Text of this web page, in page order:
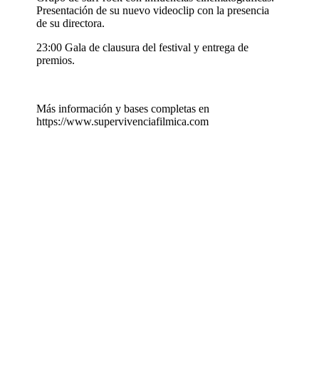
Presentación de su nuevo videoclip con la presencia
de su directora.
23:00 Gala de clausura del festival y entrega de
premios.
Más información y bases completas en
https://www.supervivenciafilmica.com